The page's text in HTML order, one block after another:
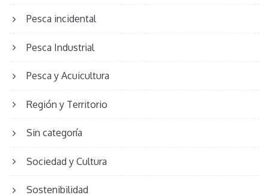
Pesca incidental
Pesca Industrial
Pesca y Acuicultura
Región y Territorio
Sin categoría
Sociedad y Cultura
Sostenibilidad